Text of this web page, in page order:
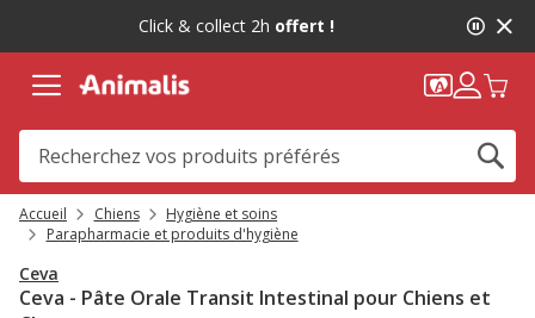
message,
Click & collect 2h offert !
Accueil Chiens
Hygiène et soins
Parapharmacie et produits d'hygiène
Ceva
Ceva - Pâte Orale Transit Intestinal pour Chiens et